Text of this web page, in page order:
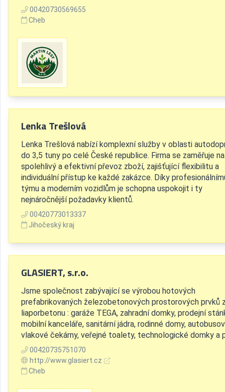
00420730569655
Cheb
Lenka Trešlová
Lenka Trešlová nabízí komplexní služby v oblasti
do 3,5 tuny po celé České republice. Firma se zaměřuje na
spolehlivý a efektivní převoz zboží, zajišťující flexibilitu a
individuální přístup ke každé zakázce. Díky
týmu a moderním vozidlům je schopna uspokojit i ty
nejnáročnější požadavky klientů.
00420773013337
Jihočeský kraj
GLASIERT, s.r.o.
Jsme společnost zabývající se výrobou hotových
prefabrikovaných železobetonových prostorových prvků
liaporbetonu : garáže TEGA, zahradní domky, prodejní
mobilní kanceláře, sanitární jádra, rodinné domy,
vlakové čekárny, veřejné toalety, technologické domky a
00420735751070
http://www.glasiert.cz
Cheb